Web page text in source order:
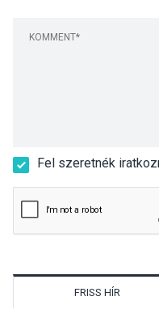
Fel szeretnék
FRISS HÍR